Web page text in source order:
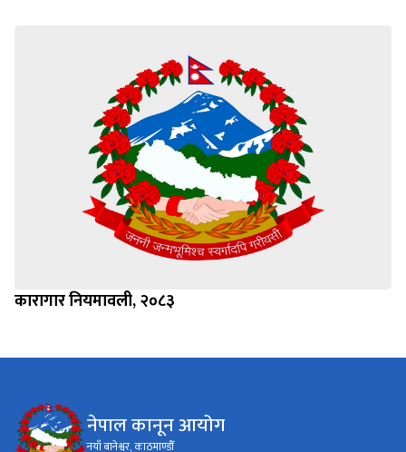
कारागार नियमावली, २०८३
नेपाल कानून आयोग
नयाँ बानेश्वर, काठमाण्डौँ